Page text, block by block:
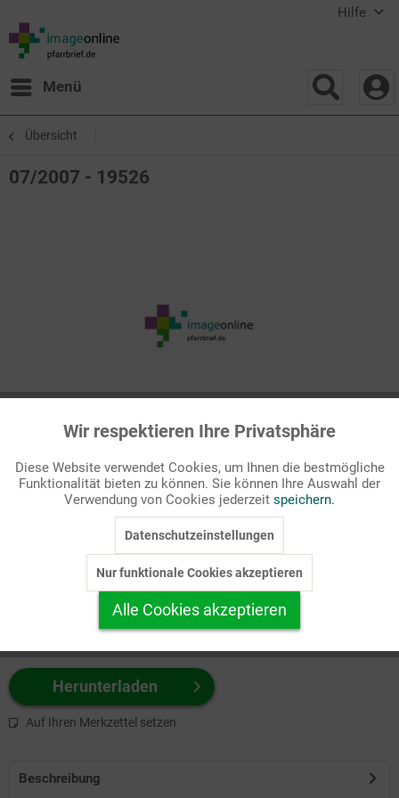
Hilfe
Menü
Übersicht
07/2007 - 19526
Passende Stichworte
Witz
zuerst Ihr Produktformat aus.
z.B. Farbe-Grafik, Schwarz-Weiß-Grafik, mit/ohne Text ...
Herunterladen
Auf Ihren Merkzettel setzen
Beschreibung
Funktionale Aktiv
Marketing Inaktiv
Personalisierung Inaktiv
Service
Wir respektieren Ihre Privatsphäre
Diese Website verwendet Cookies, um Ihnen die bestmögliche
Funktionalität bieten zu können. Sie können Ihre Auswahl der
Verwendung von Cookies jederzeit speichern.
Datenschutzeinstellungen
Nur funktionale Cookies akzeptieren
Alle Cookies akzeptieren